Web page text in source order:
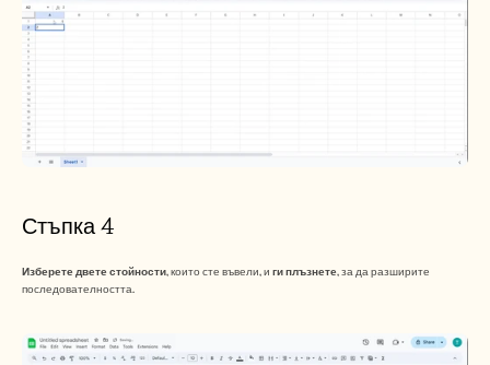
Стъпка 4
Изберете двете стойности, които сте въвели, и ги плъзнете, за да разширите
последователността.